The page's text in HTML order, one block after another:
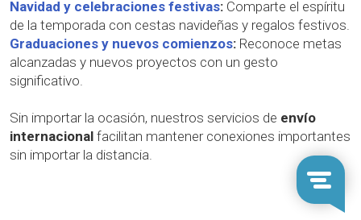
Navidad y celebraciones festivas: Comparte el espíritu
de la temporada con cestas navideñas y regalos festivos.
Graduaciones y nuevos comienzos: Reconoce metas
alcanzadas y nuevos proyectos con un gesto
significativo.
Sin importar la ocasión, nuestros servicios de envío
internacional facilitan mantener conexiones importantes
sin importar la distancia.